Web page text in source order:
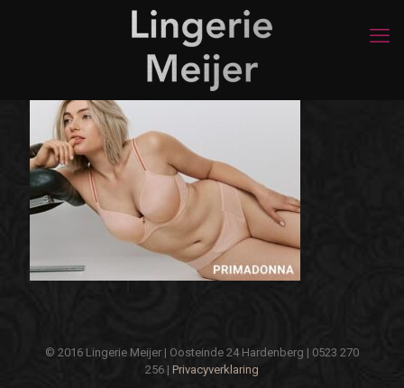
© 2016 Lingerie Meijer | Oosteinde 24 Hardenberg | 0523 270
256 | Privacyverklaring